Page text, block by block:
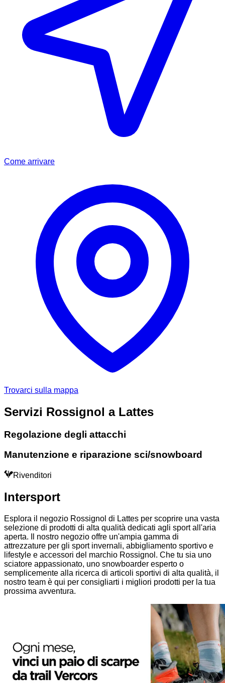
Come arrivare
Trovarci sulla mappa
Servizi Rossignol a Lattes
Regolazione degli attacchi
Manutenzione e riparazione sci/snowboard
Rivenditori
Intersport
Esplora il negozio Rossignol di Lattes per scoprire una vasta
selezione di prodotti di alta qualità dedicati agli sport all'aria
aperta. Il nostro negozio offre un'ampia gamma di
attrezzature per gli sport invernali, abbigliamento sportivo e
lifestyle e accessori del marchio Rossignol. Che tu sia uno
sciatore appassionato, uno snowboarder esperto o
semplicemente alla ricerca di articoli sportivi di alta qualità, il
nostro team è qui per consigliarti i migliori prodotti per la tua
prossima avventura.